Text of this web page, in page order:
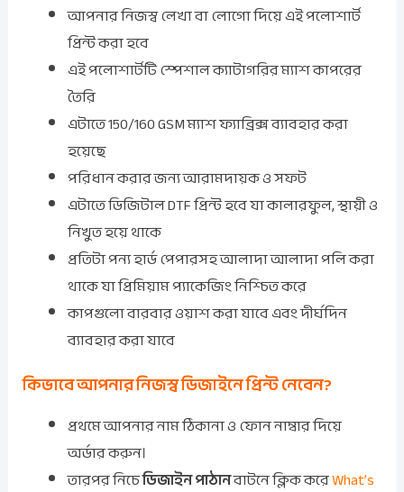
আপনার নিজস্ব লেখা বা লোগো দিয়ে এই পলোশার্ট
প্রিন্ট করা হবে
এই পলোশার্টটি স্পেশাল ক্যাটাগরির ম্যাশ কাপরের
তৈরি
এটাতে 150/160 GSM ম্যাশ ফ্যাব্রিক্স ব্যাবহার করা
হয়েছে
পরিধান করার জন্য আরামদায়ক ও সফট
এটাতে ডিজিটাল DTF প্রিন্ট হবে যা কালারফুল, স্থায়ী ও
নিখুত হয়ে থাকে
প্রতিটা পন্য হার্ড পেপারসহ আলাদা আলাদা পলি করা
থাকে যা প্রিমিয়াম প্যাকেজিং নিশ্চিত করে
কাপগুলো বারবার ওয়াশ করা যাবে এবং দীর্ঘদিন
ব্যাবহার করা যাবে
কিভাবে আপনার নিজস্ব ডিজাইনে প্রিন্ট নেবেন?
প্রথমে আপনার নাম ঠিকানা ও ফোন নাম্বার দিয়ে
অর্ডার করুন।
তারপর নিচেডিজাইন পাঠানবাটনে ক্লিক করেWhat’s